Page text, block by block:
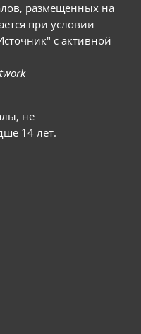
размещенных на
при условии
с активной
не
14 лет.